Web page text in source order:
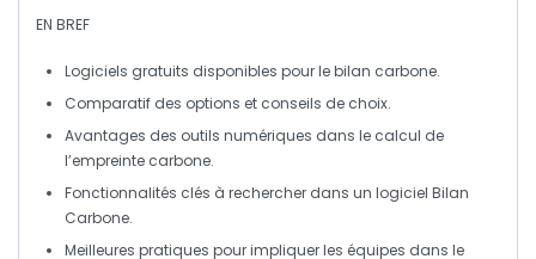
EN BREF
Logiciels gratuits disponibles pour lebilan carbone.
Comparatif des options et conseils de choix.
Avantages des outils numériques dans le calcul de
l’empreinte carbone.
Fonctionnalités clés à rechercher dans un logiciel Bilan
Carbone.
Meilleures pratiques pourimpliquerles équipes dans le